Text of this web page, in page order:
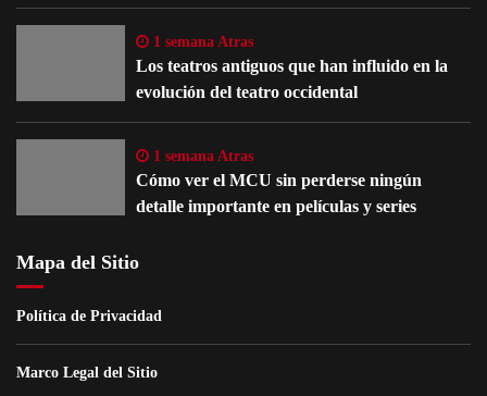
1 semana Atras
Los teatros antiguos que han influido en la
evolución del teatro occidental
1 semana Atras
Cómo ver el MCU sin perderse ningún
detalle importante en películas y series
Mapa del Sitio
Política de Privacidad
Marco Legal del Sitio